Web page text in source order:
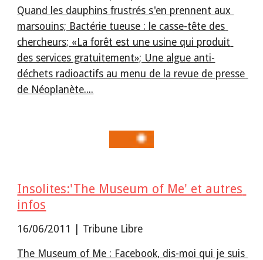
Quand les dauphins frustrés s'en prennent aux
marsouins; Bactérie tueuse : le casse-tête des
chercheurs; «La forêt est une usine qui produit
des services gratuitement»; Une algue anti-
déchets radioactifs au menu de la revue de presse
de Néoplanète....
Insolites:'The Museum of Me' et autres
infos
16/06/2011 | Tribune Libre
The Museum of Me : Facebook, dis-moi qui je suis